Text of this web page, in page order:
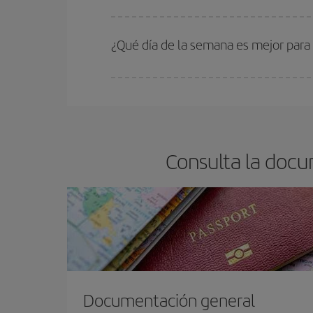
¿Qué día de la semana es mejor
Consulta la
Documentación general